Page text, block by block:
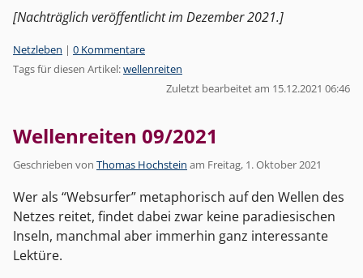
[Nachträglich veröffentlicht im Dezember 2021.]
Kategorien:
Netzleben | 0 Kommentare
Tags für diesen Artikel:wellenreiten
Zuletzt bearbeitet am 15.12.2021 06:46
Wellenreiten 09/2021
Geschrieben von Thomas Hochstein am Freitag, 1. Oktober 2021
Wer als “Websurfer” metaphorisch auf den Wellen des
Netzes reitet, findet dabei zwar keine paradiesischen
Inseln, manchmal aber immerhin ganz interessante
Lektüre.